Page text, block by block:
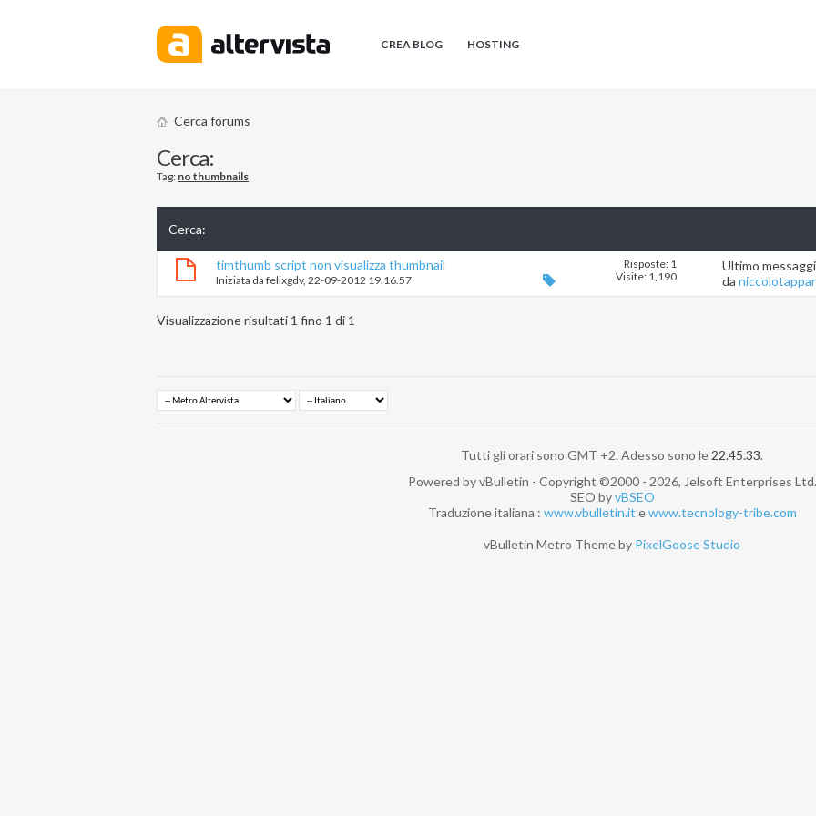
CREA BLOG HOSTING
Cerca forums
Cerca:
Tag: no thumbnails
Cerca:
timthumb script non visualizza thumbnail
Iniziata da felixgdv‎, 22-09-2012 19.16.57
Risposte: 1
Visite: 1,190
Ultimo
da
Visualizzazione risultati 1 fino 1 di 1
Tutti gli orari sono GMT +2. Adesso sono le 22.45.33.
Powered by vBulletin - Copyright ©2000 - 2026, Jelsoft Enterprises Ltd.
SEO byvBSEO
Traduzione italiana : www.vbulletin.it ewww.tecnology-tribe.com
vBulletin Metro Theme by PixelGoose Studio